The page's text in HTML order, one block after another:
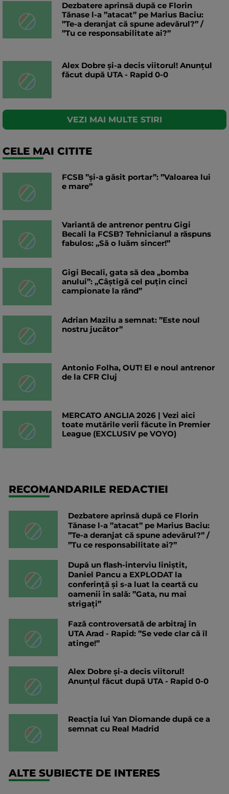
Dezbatere aprinsă după ce Florin
Tănase l-a ”atacat” pe Marius Baciu:
”Te-a deranjat că spune adevărul?” /
”Tu ce responsabilitate ai?”
Alex Dobre și-a decis viitorul! Anunțul
făcut după UTA - Rapid 0-0
VEZI MAI MULTE STIRI
CELE MAI CITITE
FCSB ”și-a găsit portar”: ”Valoarea lui
e mare”
Variantă de antrenor pentru Gigi
Becali la FCSB? Tehnicianul a răspuns
fabulos: „Să o luăm sincer!”
Gigi Becali, gata să dea „bomba
anului”: „Câștigă cel puțin cinci
campionate la rând”
Adrian Mazilu a semnat: ”Este noul
nostru jucător”
Antonio Folha, OUT! El e noul antrenor
de la CFR Cluj
MERCATO ANGLIA 2026 | Vezi aici
toate mutările verii făcute în Premier
League (EXCLUSIV pe VOYO)
RECOMANDARILE REDACTIEI
Dezbatere aprinsă după ce Florin
Tănase l-a ”atacat” pe Marius Baciu:
”Te-a deranjat că spune adevărul?” /
”Tu ce responsabilitate ai?”
După un flash-interviu liniștit,
Daniel Pancu a EXPLODAT la
conferință și s-a luat la ceartă cu
oamenii în sală: ”Gata, nu mai
strigați”
Fază controversată de arbitraj în
UTA Arad - Rapid: ”Se vede clar că îl
atinge!”
Alex Dobre și-a decis viitorul!
Anunțul făcut după UTA - Rapid 0-0
Reacția lui Yan Diomande după ce a
semnat cu Real Madrid
ALTE SUBIECTE DE INTERES